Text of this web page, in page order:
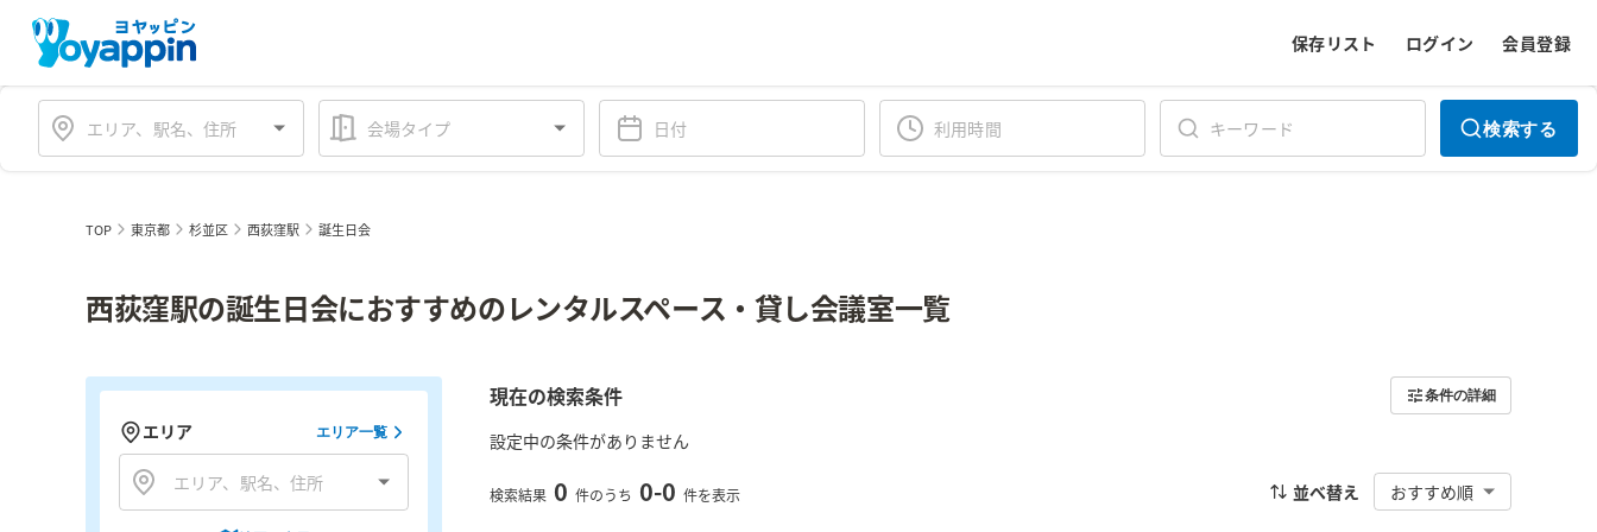
保存リスト ログイン 会員登録
会場タイプ 検索する
TOP 東京都 杉並区 西荻窪駅 誕生日会
西荻窪駅の誕生日会におすすめのレンタルスペース・貸し会議室一覧
現在の検索条件 条件の詳細
設定中の条件がありません
検索結果 0 件のうち 0-0 件を表示 並べ替え おすすめ順
エリア エリア一覧